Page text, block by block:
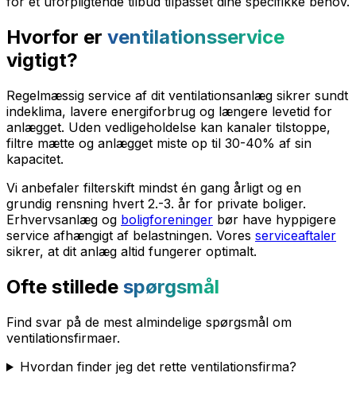
Hvorfor er ventilationsservice
vigtigt?
Regelmæssig service af dit ventilationsanlæg sikrer sundt
indeklima, lavere energiforbrug og længere levetid for
anlægget. Uden vedligeholdelse kan kanaler tilstoppe,
filtre mætte og anlægget miste op til 30-40% af sin
kapacitet.
Vi anbefaler filterskift mindst én gang årligt og en
grundig rensning hvert 2.-3. år for private boliger.
Erhvervsanlæg og boligforeninger bør have hyppigere
service afhængigt af belastningen. Vores serviceaftaler
sikrer, at dit anlæg altid fungerer optimalt.
Ofte stillede spørgsmål
Find svar på de mest almindelige spørgsmål om
ventilationsfirmaer.
Hvordan finder jeg det rette ventilationsfirma?